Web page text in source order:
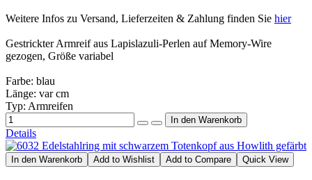
Weitere Infos zu Versand, Lieferzeiten & Zahlung finden Sie hier
Gestrickter Armreif aus Lapislazuli-Perlen auf Memory-Wire
gezogen, Größe variabel
Farbe: blau
Länge: var cm
Typ: Armreifen
Details
In den Warenkorb Add to Wishlist Add to Compare Quick View